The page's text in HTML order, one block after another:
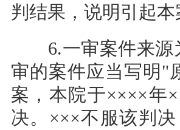
判结果，说明引起
6.一审案件来源
审的案件应当写明
案，本院于××××
决。×××不服该判